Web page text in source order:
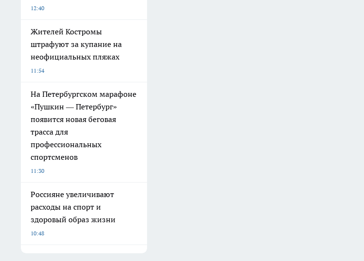
12:40
Жителей Костромы
штрафуют за купание на
неофициальных пляжах
11:54
На Петербургском марафоне
«Пушкин — Петербург»
появится новая беговая
трасса для
профессиональных
спортсменов
11:30
Россияне увеличивают
расходы на спорт и
здоровый образ жизни
10:48